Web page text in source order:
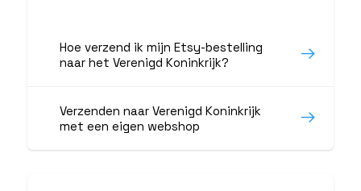
Hoe verzend ik mijn Etsy-bestelling
naar het Verenigd Koninkrijk?
Verzenden naar Verenigd Koninkrijk
met een eigen webshop